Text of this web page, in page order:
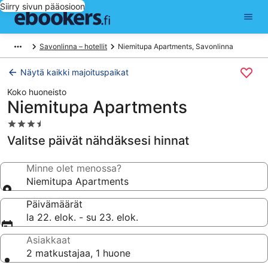
Siirry sivun pääosioon
Savonlinna – hotellit Niemitupa Apartments, Savonlinna
Näytä kaikki majoituspaikat
Koko huoneisto
Niemitupa Apartments
3.5
tähden
majoituspaikka
Valitse päivät nähdäksesi hinnat
Minne olet menossa?
Niemitupa Apartments
Päivämäärät
la 22. elok. - su 23. elok.
Asiakkaat
2 matkustajaa, 1 huone